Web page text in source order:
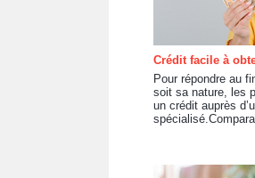
Crédit facile à
Pour répondre au
soit sa nature, les
un crédit auprès